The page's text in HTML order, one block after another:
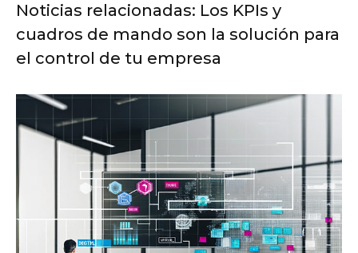
Noticias relacionadas: Los KPIs y
cuadros de mando son la solución para
el control de tu empresa